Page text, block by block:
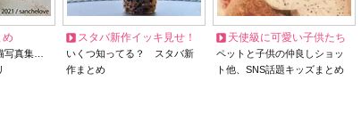
め
写真集…
スタバ新作イッキ見せ！
いくつ知ってる？ スタバ新
作まとめ
天使級に可愛い子供たち
ペットと子供の仲良しショッ
ト他、SNS話題キッズまとめ